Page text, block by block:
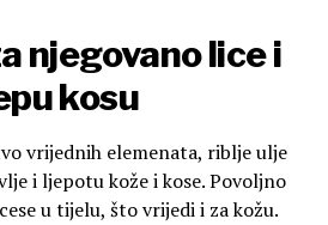
njegovano lice i
kosu
vrijednih elemenata, riblje ulje
i ljepotu kože i kose. Povoljno
u tijelu, što vrijedi i za kožu.